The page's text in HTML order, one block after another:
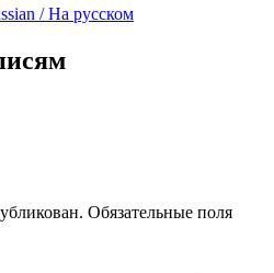
/ На русском
Обязательные поля